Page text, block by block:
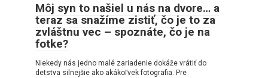
Môj syn to našiel u nás na dvore… a
teraz sa snažíme zistiť, čo je to za
zvláštnu vec – spoznáte, čo je na
fotke?
Niekedy nás jedno malé zariadenie dokáže vrátiť do
detstva silnejšie ako akákoľvek fotografia. Pre